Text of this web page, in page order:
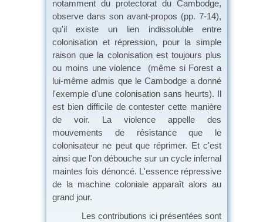
notamment du protectorat du Cambodge,
observe dans son avant-propos (pp. 7-14),
qu'il existe un lien indissoluble entre
colonisation et répression, pour la simple
raison que la colonisation est toujours plus
ou moins une violence (même si Forest a
lui-même admis que le Cambodge a donné
l'exemple d'une colonisation sans heurts). Il
est bien difficile de contester cette manière
de voir. La violence appelle des
mouvements de résistance que le
colonisateur ne peut que réprimer. Et c'est
ainsi que l'on débouche sur un cycle infernal
maintes fois dénoncé. L'essence répressive
de la machine coloniale apparaît alors au
grand jour.
Les contributions ici présentées sont